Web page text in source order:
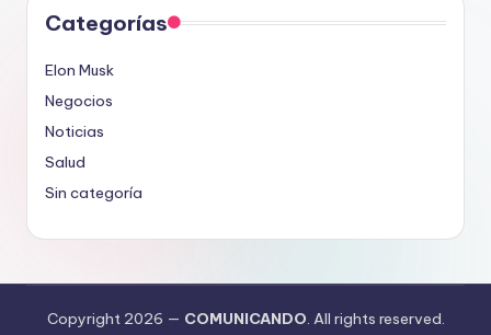
Categorías
Elon Musk
Negocios
Noticias
Salud
Sin categoría
Copyright 2026 — COMUNICANDO. All rights reserved.